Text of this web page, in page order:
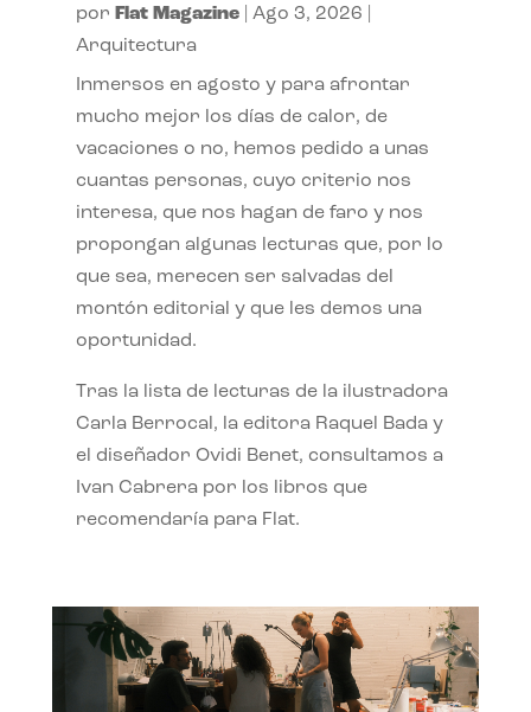
por Flat Magazine| Ago 3, 2026
Arquitectura
Inmersos en agosto y para afrontar
mucho mejor los días de calor, de
vacaciones o no, hemos pedido a unas
cuantas personas, cuyo criterio nos
interesa, que nos hagan de faro y nos
propongan algunas lecturas que, por lo
que sea, merecen ser salvadas del
montón editorial y que les demos una
oportunidad.
Tras la lista de lecturas de la ilustradora
Carla Berrocal, la editora Raquel Bada y
el diseñador Ovidi Benet, consultamos a
Ivan Cabrera por los libros que
recomendaría para Flat.